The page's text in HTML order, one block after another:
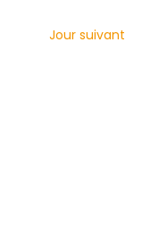
de
Jour suivant